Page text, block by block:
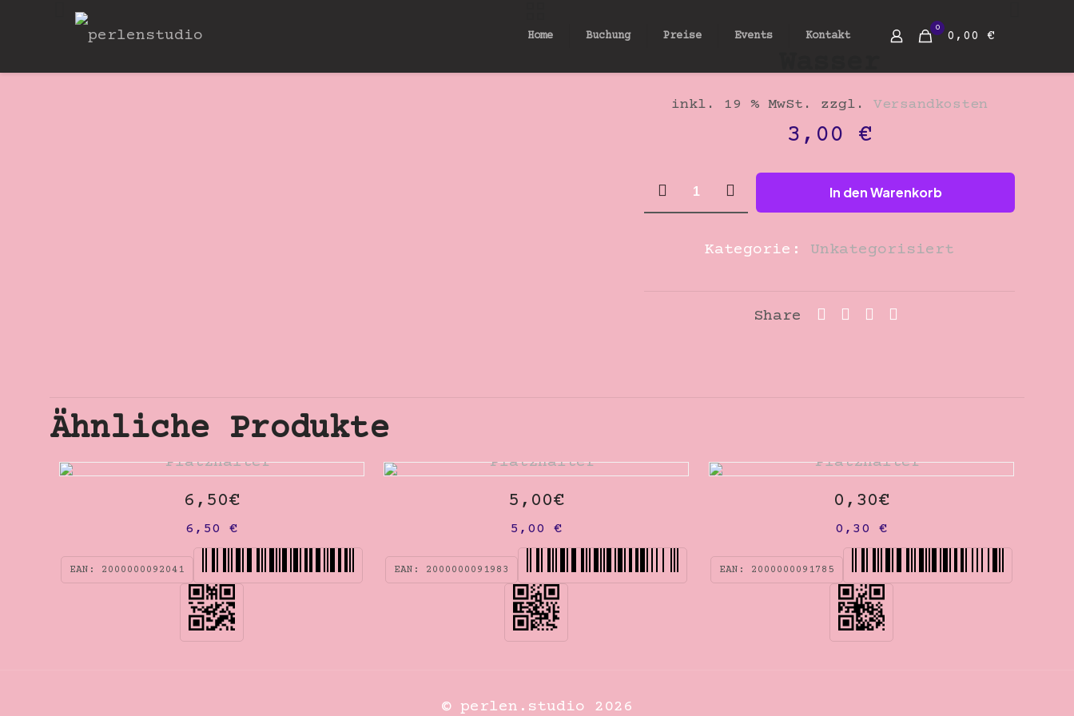
Home Buchung Preise Events Kontakt
0
0,00 €
inkl. 19 % MwSt. zzgl. Versandkosten
3,00 €
Wasser
Menge
In den Warenkorb
Kategorie: Unkategorisiert
Share
Ähnliche Produkte
6,50€
6,50€
EAN: 2000000092041
5,00€
5,00€
EAN: 2000000091983
0,30€
0,30 €
EAN: 2000000091785
© perlen.studio 2026